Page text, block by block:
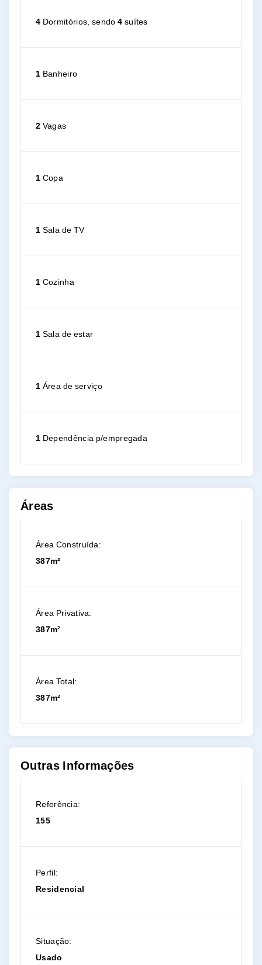
4 Dormitórios, sendo4 suítes
1 Banheiro
2 Vagas
1 Copa
1 Sala de TV
1 Cozinha
1 Sala de estar
1 Área de serviço
1 Dependência p/empregada
Áreas
Área Construída:
387m²
Área Privativa:
387m²
Área Total:
387m²
Outras Informações
Referência:
155
Perfil:
Residencial
Situação:
Usado